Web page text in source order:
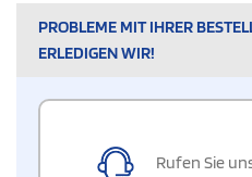
PROBLEME MIT IHRER
ERLEDIGEN WIR!
Rufen Sie